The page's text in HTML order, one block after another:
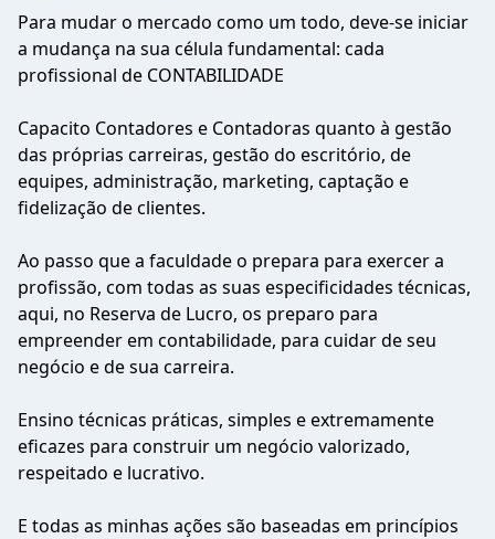
Para mudar o mercado como um todo, deve-se iniciar
a mudança na sua célula fundamental: cada
profissional de CONTABILIDADE
Capacito Contadores e Contadoras quanto à gestão
das próprias carreiras, gestão do escritório, de
equipes, administração, marketing, captação e
fidelização de clientes.
Ao passo que a faculdade o prepara para exercer a
profissão, com todas as suas especificidades técnicas,
aqui, no Reserva de Lucro, os preparo para
empreender em contabilidade, para cuidar de seu
negócio e de sua carreira.
Ensino técnicas práticas, simples e extremamente
eficazes para construir um negócio valorizado,
respeitado e lucrativo.
E todas as minhas ações são baseadas em princípios